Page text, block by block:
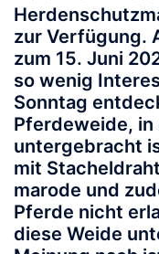
zur Verfügung.
zum 15. Juni
so wenig
Sonntag
Pferdeweide, in
untergebracht
mit
marode und
Pferde nicht
diese Weide